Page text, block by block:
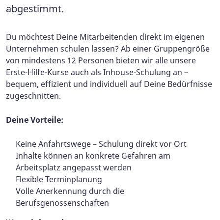
abgestimmt.
Du möchtest Deine Mitarbeitenden direkt im eigenen
Unternehmen schulen lassen? Ab einer Gruppengröße
von mindestens 12 Personen bieten wir alle unsere
Erste-Hilfe-Kurse auch als Inhouse-Schulung an –
bequem, effizient und individuell auf Deine Bedürfnisse
zugeschnitten.
Deine Vorteile:
Keine Anfahrtswege – Schulung direkt vor Ort
Inhalte können an konkrete Gefahren am
Arbeitsplatz angepasst werden
Flexible Terminplanung
Volle Anerkennung durch die
Berufsgenossenschaften